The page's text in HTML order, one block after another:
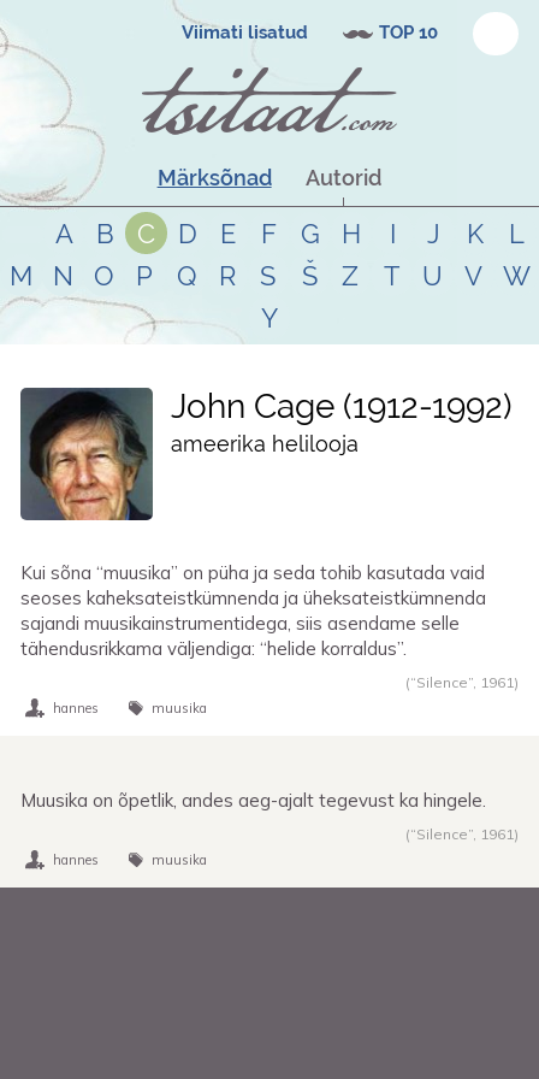
Viimati lisatud TOP 10
Märksõnad Autorid
A B C D E F G H I J K
L
M
N O P Q R S Š Z T U V
W
Y
John Cage 1912-1992
ameerika helilooja
Kui sõna “muusika” on püha ja seda tohib kasutada vaid
seoses kaheksateistkümnenda ja üheksateistkümnenda
sajandi muusikainstrumentidega, siis asendame selle
tähendusrikkama väljendiga: “helide korraldus”.
(“Silence”, 1961 )
hannes muusika
Muusika on õpetlik, andes aeg-ajalt tegevust ka hingele.
(“Silence”, 1961 )
hannes muusika